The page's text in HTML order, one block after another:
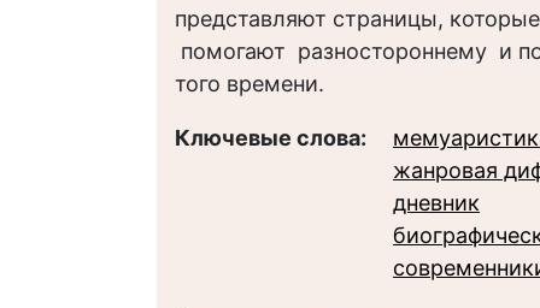
представляют страницы,
помогают разностороннему и
того времени.
Ключевые слова:
жанровая
дневник